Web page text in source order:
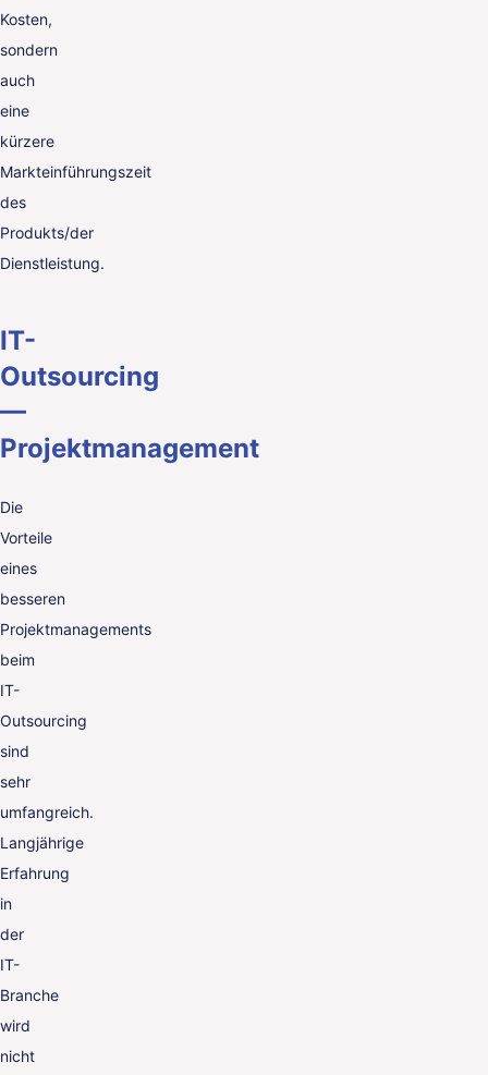
Kosten,
sondern
auch
eine
kürzere
Markteinführungszeit
des
Produkts/der
Dienstleistung.
IT-
Outsourcing
—
Projektmanagement
Die
Vorteile
eines
besseren
Projektmanagements
beim
IT-
Outsourcing
sind
sehr
umfangreich.
Langjährige
Erfahrung
in
der
IT-
Branche
wird
nicht